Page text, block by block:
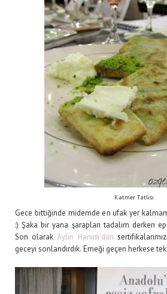
Katmer Tatlısı
Gece bittiğinde midemde en ufak yer
:) Şaka bir yana şarapları tadalım derken
Son olarakAylin Hanım'dan
geceyi sonlandırdık. Emeği geçen herkese